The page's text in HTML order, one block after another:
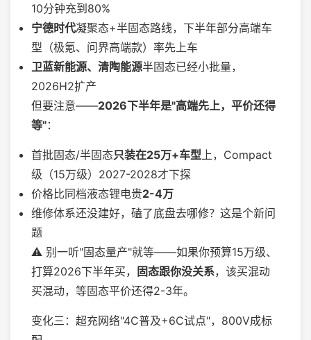
10分钟充到80%
宁德时代凝聚态+半固态路线，下半年部分高端车
型（极氪、问界高端款）率先上车
卫蓝新能源、清陶能源半固态已经小批量，
2026H2扩产
但要注意——2026下半年是"高端先上，平价还得
等"：
首批固态/半固态只装在25万+车型 上，Compact
级（15万级）2027-2028才下探
价格比同档液态锂电贵2-4万
维修体系还没建好，磕了底盘去哪修？这是个新问
题
⚠️ 别一听"固态量产"就等——如果你预算15万级、
打算2026下半年买， 固态跟你没关系，该买混动
买混动，等固态平价还得2-3年。
变化三：超充网络"4C普及+6C试点"，800V成标